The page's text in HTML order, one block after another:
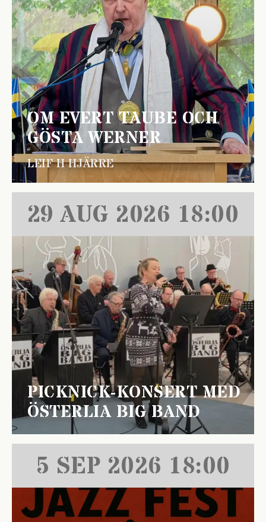
OM EVERT TAUBE OCH
GÖSTA WERNER
LEIF H HJÄRRE
29 AUG 2026 18:00
PICKNICK-KONSERT MED
ÖSTERLIA BIG BAND
5 SEP 2026 18:00